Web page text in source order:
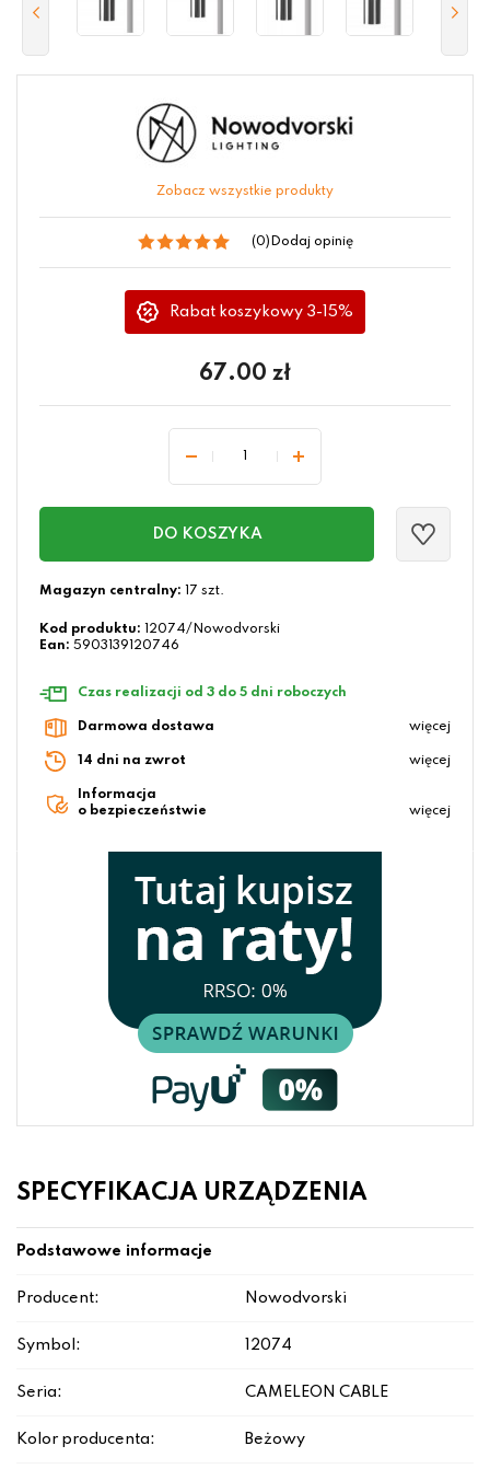
Zobacz wszystkie produkty
(0) Dodaj opinię
Rabat koszykowy 3-15%
67.00 zł
DO KOSZYKA
Magazyn centralny: 17 szt.
Kod produktu:
12074/Nowodvorski
Ean: 5903139120746
Czas realizacji od 3 do 5 dni roboczych
Darmowa dostawa więcej
14 dni na zwrot więcej
Informacja
o bezpieczeństwie
więcej
SPECYFIKACJA URZĄDZENIA
Podstawowe informacje
Producent: Nowodvorski
Symbol: 12074
Seria: CAMELEON CABLE
Kolor producenta: Beżowy